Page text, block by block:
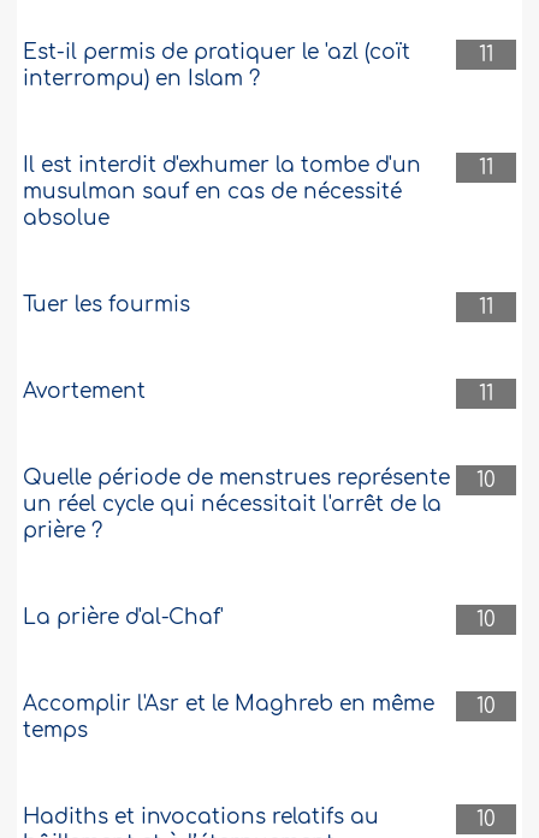
11
Est-il permis de pratiquer le 'azl (coït
interrompu) en Islam ?
11
Il est interdit d'exhumer la tombe d'un
musulman sauf en cas de nécessité
absolue
11
Tuer les fourmis
11
Avortement
10
Quelle période de menstrues représente
un réel cycle qui nécessitait l'arrêt de la
prière ?
10
La prière d'al-Chaf'
10
Accomplir l'Asr et le Maghreb en même
temps
10
Hadiths et invocations relatifs au